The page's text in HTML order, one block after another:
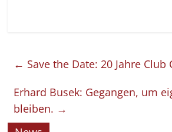
← Save the Date: 20 Jahre Club
Erhard Busek: Gegangen, um
bleiben. →